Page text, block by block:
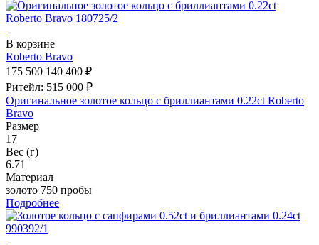
В корзине
Roberto Bravo
175 500 140 400 ₽
Ритейл: 515 000 ₽
Оригинальное золотое кольцо с бриллиантами 0.22ct Roberto
Bravo
Размер
17
Вес (г)
6.71
Материал
золото 750 пробы
Подробнее